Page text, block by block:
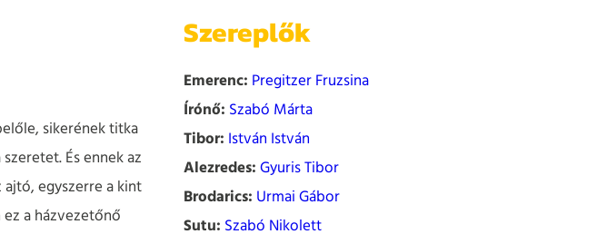
sikerének titka
És ennek az
egyszerre a kint
a házvezetőnő
Szereplők
Emerenc: Pregitzer Fruzsina
Írónő: Szabó Márta
Tibor: István István
Alezredes:Gyuris Tibor
Brodarics: Urmai Gábor
Sutu: Szabó Nikolett